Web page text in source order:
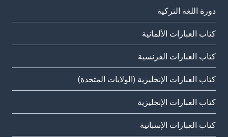
دورة اللغة التركية
كتاب العبارات الألمانية
كتاب العبارات الفرنسية
كتاب العبارات الإنجليزية (الولايات المتحدة)
كتاب العبارات الإنجليزية
كتاب العبارات الإسبانية